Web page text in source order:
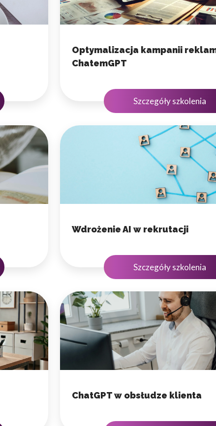
Optymalizacja kampanii
ChatemGPT
Szczegóły szkolenia
Wdrożenie AI w rekrutacji
Szczegóły szkolenia
ChatGPT w obsłudze klienta